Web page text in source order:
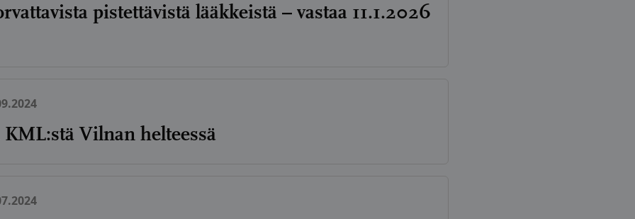
pistettävistä lääkkeistä – vastaa 11.1.2026
Vilnan helteessä